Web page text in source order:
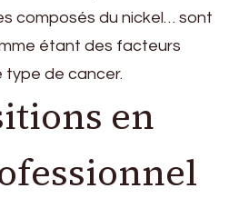
composés du nickel… sont
étant des facteurs
de cancer.
en